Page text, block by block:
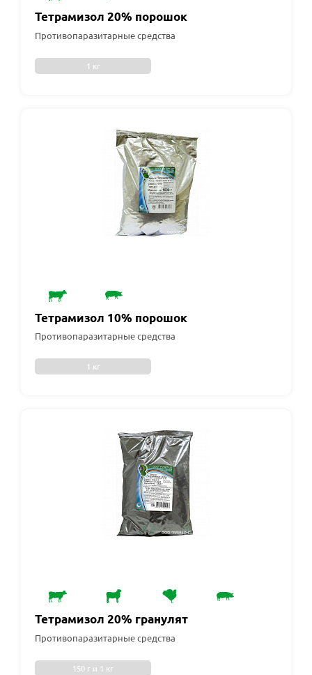
Тетрамизол 20% порошок
Противопаразитарные средства
1 кг
Тетрамизол 10% порошок
Противопаразитарные средства
1 кг
Тетрамизол 20% гранулят
Противопаразитарные средства
150 г и 1 кг